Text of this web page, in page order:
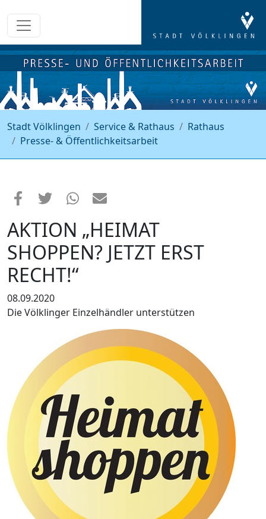
Stadt Völklingen Service & Rathaus
Rathaus
Presse- & Öffentlichkeitsarbeit
AKTION „HEIMAT
SHOPPEN? JETZT ERST
RECHT!“
08.09.2020
Die Völklinger Einzelhändler unterstützen